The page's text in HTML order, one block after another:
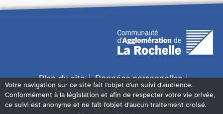
Plan du site
Données personnelles
Accessibilité : non conforme
Accès sourds et malentendants
Contact
Votre navigation sur ce site fait l'objet d'un suivi d'audience.
Conformément à la législation et afin de respecter votre vie privée,
ce suivi est anonyme et ne fait l'objet d'aucun traitement croisé.